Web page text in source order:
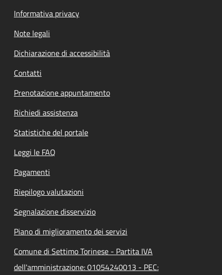
Informativa privacy
Note legali
Dichiarazione di accessibilità
Contatti
Prenotazione appuntamento
Richiedi assistenza
Statistiche del portale
Leggi le FAQ
Pagamenti
Riepilogo valutazioni
Segnalazione disservizio
Piano di miglioramento dei servizi
Comune di Settimo Torinese - Partita IVA
dell'amministrazione: 01054240013 - PEC: